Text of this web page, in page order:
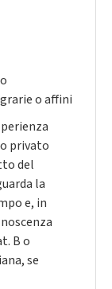
o affini
privato
del
la
e, in
B o
se